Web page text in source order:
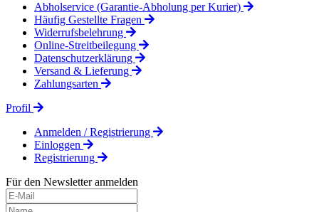
Abholservice (Garantie-Abholung per Kurier)
Häufig Gestellte Fragen
Widerrufsbelehrung
Online-Streitbeilegung
Datenschutzerklärung
Versand & Lieferung
Zahlungsarten
Profil
Anmelden / Registrierung
Einloggen
Registrierung
Für den Newsletter anmelden